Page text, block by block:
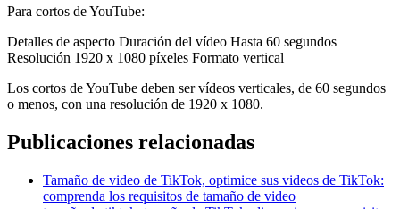
Para cortos de YouTube:
Detalles de aspecto Duración del vídeo Hasta 60 segundos
Resolución 1920 x 1080 píxeles Formato vertical
Los cortos de YouTube deben ser vídeos verticales, de 60 segundos
o menos, con una resolución de 1920 x 1080.
Publicaciones relacionadas
Tamaño de video de TikTok, optimice sus videos de TikTok:
comprenda los requisitos de tamaño de video